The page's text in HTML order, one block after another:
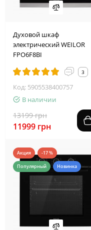
Духовой шкаф
электрический WEILOR
FPO6F8BI
3
Код: 5905538400757
В наличии
13199 грн
11999 грн
Акция -17 %
Популярный Новинка